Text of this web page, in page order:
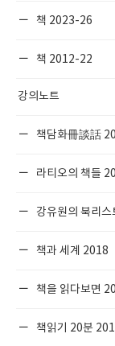
책 2023-26
책 2012-22
강의노트
책담화冊談話
라티오의 책들
강유원의 북리
책과 세계 2018
책을 읽다보면
책읽기 20분